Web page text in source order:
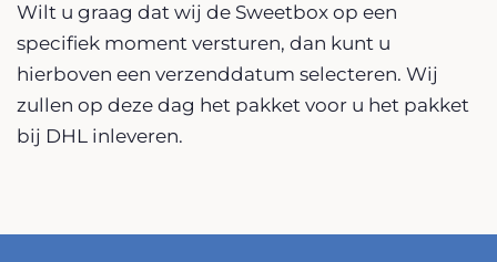
Wilt u graag dat wij de Sweetbox op een
specifiek moment versturen, dan kunt u
hierboven een verzenddatum selecteren. Wij
zullen op deze dag het pakket voor u het pakket
bij DHL inleveren.